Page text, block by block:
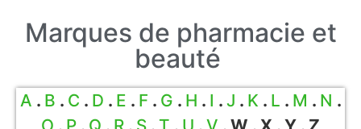
Marques de pharmacie et
beauté
A . B . C . D . E . F . G . H . I . J . K . L . M . N .